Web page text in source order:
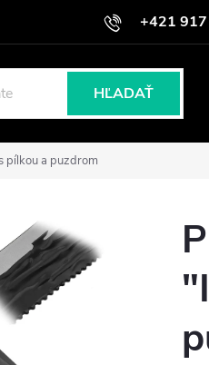
+421
Podmienky ochrany
HĽADAŤ
pílkou a puzdrom